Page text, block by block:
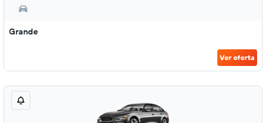
Grande
Ver oferta